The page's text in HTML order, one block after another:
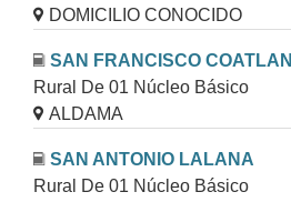
DOMICILIO CONOCIDO
SAN FRANCISCO COATLAN
Rural De 01 Núcleo Básico
ALDAMA
SAN ANTONIO LALANA
Rural De 01 Núcleo Básico